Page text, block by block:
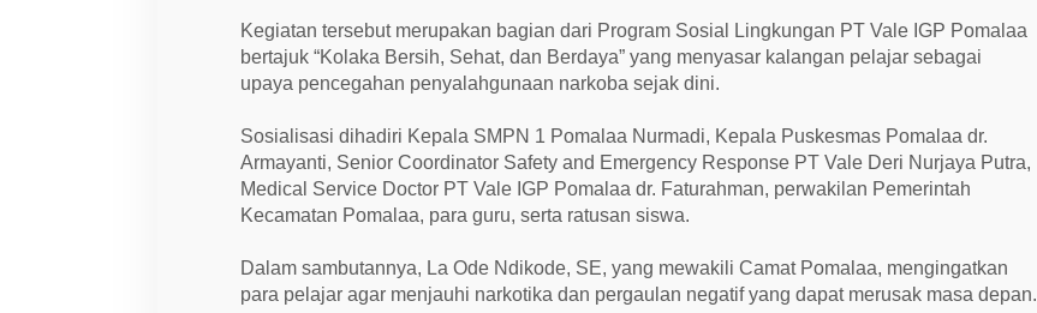
P
Z
A
d
R
o
o
k
Kegiatan tersebut merupakan bagian dari Program Sosial Lingkungan PT Vale IGP Pomalaa
bertajuk “Kolaka Bersih, Sehat, dan Berdaya” yang menyasar kalangan pelajar sebagai
upaya pencegahan penyalahgunaan narkoba sejak dini.
Sosialisasi dihadiri Kepala SMPN 1 Pomalaa Nurmadi, Kepala Puskesmas Pomalaa dr.
Armayanti, Senior Coordinator Safety and Emergency Response PT Vale Deri Nurjaya Putra,
Medical Service Doctor PT Vale IGP Pomalaa dr. Faturahman, perwakilan Pemerintah
Kecamatan Pomalaa, para guru, serta ratusan siswa.
Dalam sambutannya, La Ode Ndikode, SE, yang mewakili Camat Pomalaa, mengingatkan
para pelajar agar menjauhi narkotika dan pergaulan negatif yang dapat merusak masa depan.